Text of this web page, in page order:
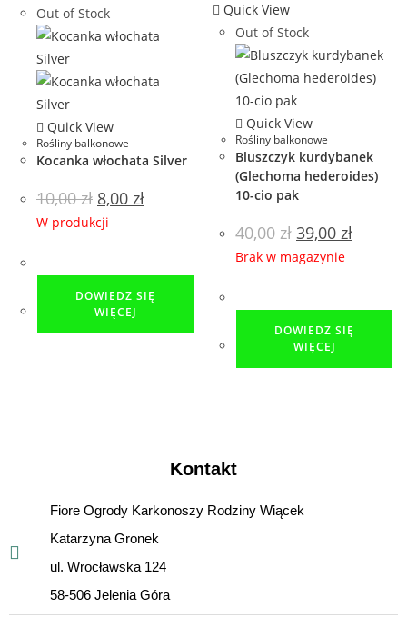
Out of Stock
Quick View
Rośliny balkonowe
Kocanka włochata Silver
10,00zł 8,00 zł
W produkcji
DOWIEDZ SIĘ
WIĘCEJ
Quick View
Out of Stock
Quick View
Rośliny balkonowe
Bluszczyk kurdybanek
(Glechoma hederoides)
10-cio pak
40,00zł 39,00 zł
Brak w magazynie
DOWIEDZ SIĘ
WIĘCEJ
Kontakt
Fiore Ogrody Karkonoszy Rodziny Wiącek
Katarzyna Gronek
ul. Wrocławska 124
58-506 Jelenia Góra